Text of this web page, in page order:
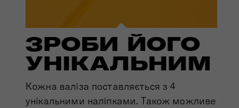
ЗРОБИ ЙОГО
УНІКАЛЬНИМ
Кожна валіза поставляється з 4
унікальними наліпками. Також можливе